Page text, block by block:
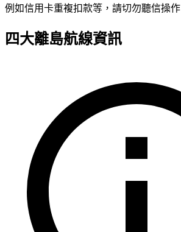
例如信用卡重複扣款等，請切勿聽信操作
四大離島航線資訊